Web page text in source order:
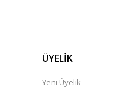
ÜYELİK
Yeni Üyelik